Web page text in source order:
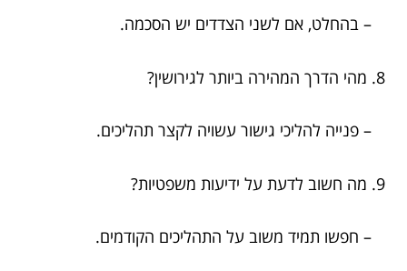
– בהחלט, אם לשני הצדדים יש הסכמה.
8. מהי הדרך המהירה ביותר לגירושין?
– פנייה להליכי גישור עשויה לקצר תהליכים.
9. מה חשוב לדעת על ידיעות משפטיות?
– חפשו תמיד משוב על התהליכים הקודמים.